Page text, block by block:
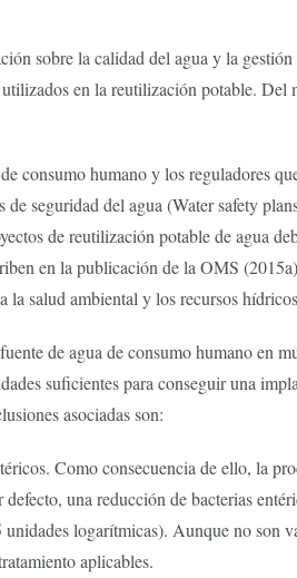
sobre la calidad del agua y la
en la reutilización potable.
consumo humano y los reguladores
seguridad del agua (Water safety
de reutilización potable de agua
en la publicación de la OMS
la salud ambiental y los recursos
de agua de consumo humano en
suficientes para conseguir una
asociadas son:
Como consecuencia de ello, la
una reducción de bacterias
logarítmicas). Aunque no son
aplicables.